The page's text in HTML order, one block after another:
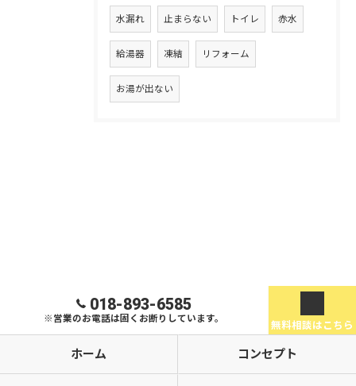
水漏れ 止まらない トイレ 赤水
給湯器 凍結 リフォーム
お湯が出ない
018-893-6585
※営業のお電話は固くお断りしています。
無料相談はこちら
ホーム コンセプト